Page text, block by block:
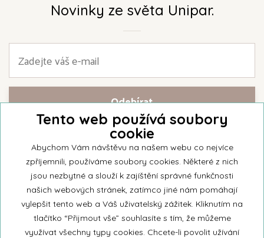
Novinky ze světa Unipar.
Přihlašte se k našemu newsletteru a buďte jako první informováni o
nejnovějších kolekcích svíček a aktualitách z rodinné firmy Unipar.
© 2026 Unipar
Tento web používá soubory
cookie
Abychom Vám návštěvu na našem webu co nejvíce
zpříjemnili, používáme soubory cookies. Některé z nich
jsou nezbytné a slouží k zajíštění správné funkčnosti
našich webových stránek, zatímco jiné nám pomáhají
vylepšit tento web a Váš uživatelský zážitek. Kliknutím na
tlačítko “Přijmout vše” souhlasíte s tím, že můžeme
využívat všechny typy cookies. Chcete-li povolit užívání